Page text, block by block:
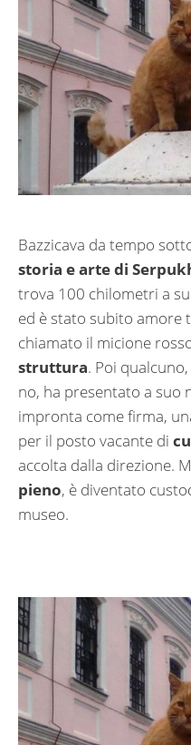
Bazzicava da tempo
storia e arte di
trova 100 chilometri a
ed è stato subito amore
chiamato il micione
struttura. Poi
no, ha presentato a suo
impronta come firma,
per il posto vacante di
accolta dalla direzione.
pieno, è diventato
museo.